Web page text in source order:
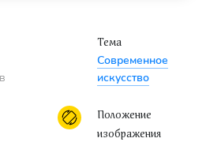
Тема
Современное
искусство
Положение
изображения